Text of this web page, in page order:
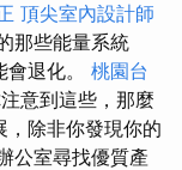
頂尖室內設計師
那些能量系統
會退化。 桃園台
意到這些，那麼
，除非你發現你的
公室尋找優質產